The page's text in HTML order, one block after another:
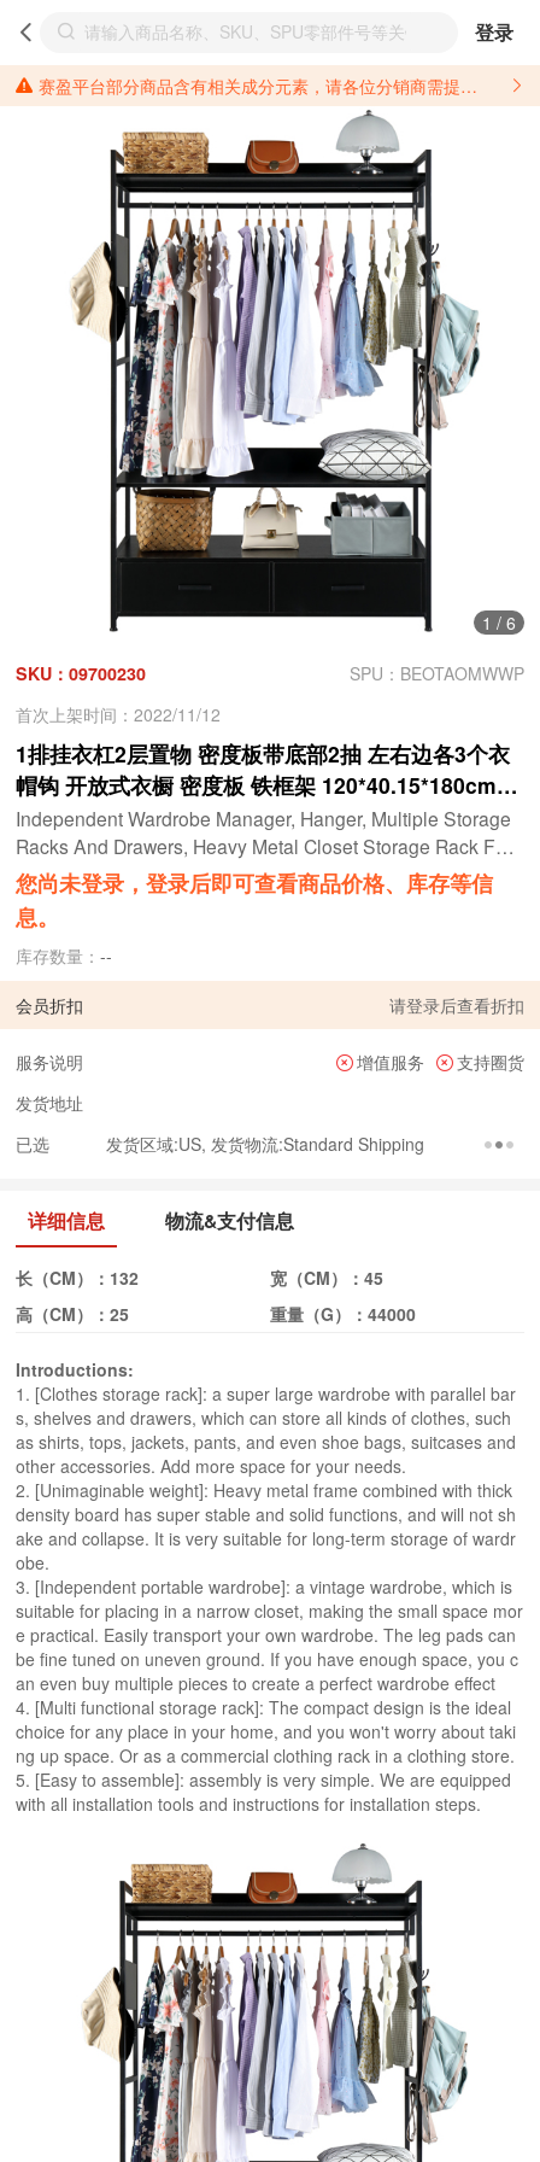
登录
赛盈平台部分商品含有相关成分元素，请各位分销商需提前了解产品材质情况，并针对其做好相关的风险把控，以免造成不必要的损失。 *美国加州65法案进一步规定了对于仅包含致癌物质，仅包含致生殖毒性物质，同时包含致癌物质和致生殖毒性物质，亦或是包含某一物质即为致癌物质又为致生殖毒性物质的产品的警示标语要求。 *新法案提供的警示标语修订并不是强制实施的，其只是避免昂贵诉讼的一种有效的方法。只要企业在保证其使用的另外的警示标语是“清晰和合理”并符合加州65法案要求的，那也是可以被接受的。*请充分了解第三方销售平台对商品上架规要求，并根据对应平台规则调整相关商品信息后进行上架，以免造成您不必要损失。 汽配产品上架注意事项： 不同第三方平台对于适配车型等信息的填写要求各有不同。例如：亚马逊明确禁止在产品标题、卖点和描述中直接使用适配车型的年份、品牌和型号信息；请您仔细研究并熟悉所销售平台关于汽配产品上架销售的具体规则，如果因上架的汽配产品信息填写不符合所销售平台要求，产生违规/侵权等问题所造成的损失需您自行承担。
1 / 6
SKU：09700230
SPU：BEOTAOMWWP
首次上架时间：2022/11/12
1排挂衣杠2层置物 密度板带底部2抽 左右边各3个衣
帽钩 开放式衣橱 密度板 铁框架 120*40.15*180cm
黑色面板 黑色框架 N001
Independent Wardrobe Manager, Hanger, Multiple Storage
Racks And Drawers, Heavy Metal Closet Storage Rack For
Bedroom-Black
您尚未登录，登录后即可查看商品价格、库存等信
息。
库存数量：--
会员折扣 请登录后查看折扣
服务说明 增值服务
支持圈货
发货地址
已选
发货区域:US, 发货物流:Standard Shipping
详细信息 物流&支付信息
长（CM）： 132 宽（CM）： 45
高（CM）：25 重量（G）： 44000
Introductions:
1. [Clothes storage rack]: a super large wardrobe with parallel bar
s, shelves and drawers, which can store all kinds of clothes, such
as shirts, tops, jackets, pants, and even shoe bags, suitcases and
other accessories. Add more space for your needs.
2. [Unimaginable weight]: Heavy metal frame combined with thick
density board has super stable and solid functions, and will not sh
ake and collapse. It is very suitable for long-term storage of wardr
obe.
3. [Independent portable wardrobe]: a vintage wardrobe, which is
suitable for placing in a narrow closet, making the small space mor
e practical. Easily transport your own wardrobe. The leg pads can
be fine tuned on uneven ground. If you have enough space, you c
an even buy multiple pieces to create a perfect wardrobe effect
4. [Multi functional storage rack]: The compact design is the ideal
choice for any place in your home, and you won't worry about taki
ng up space. Or as a commercial clothing rack in a clothing store.
5. [Easy to assemble]: assembly is very simple. We are equipped
with all installation tools and instructions for installation steps.